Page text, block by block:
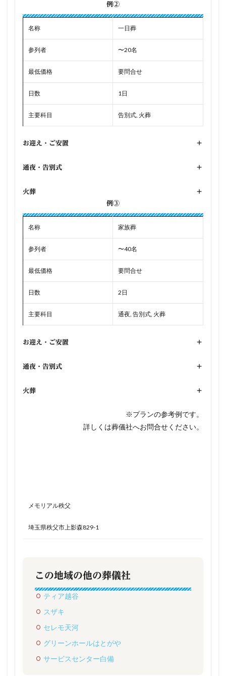
例②
名称 一日葬
参列者 〜20名
最低価格 要問合せ
日数 1日
主要科目 告別式, 火葬
お迎え・ご安置 +
通夜・告別式 +
火葬
+
例③
名称 家族葬
参列者 〜40名
最低価格 要問合せ
日数 2日
主要科目 通夜, 告別式, 火葬
お迎え・ご安置 +
通夜・告別式 +
火葬 +
※プランの参考例です。
詳しくは葬儀社へお問合せください。
メモリアル秩父
埼玉県秩父市上影森829-1
この地域の他の葬儀社
ティア越谷
スザキ
セレモ天河
グリーンホールはとがや
サービスセンター白備